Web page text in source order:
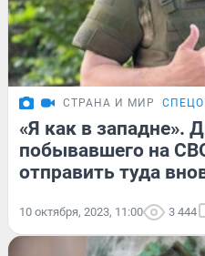
СТРАНА И МИР
«Я как в западне».
побывавшего на
отправить туда
10 октября, 2023, 11:00 3 444